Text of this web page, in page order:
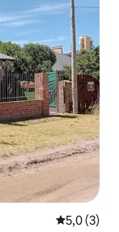
Nilai rata-
5,0 (3)